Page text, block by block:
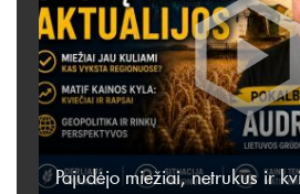
Pajudėjo miežiai, netrukus ir